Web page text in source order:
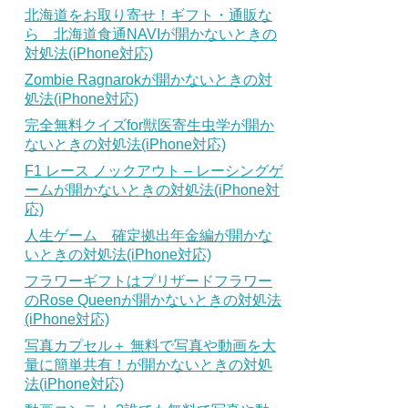
北海道をお取り寄せ！ギフト・通販な
ら 北海道食通NAVIが開かないときの
対処法(iPhone対応)
Zombie Ragnarokが開かないときの対
処法(iPhone対応)
完全無料クイズfor獣医寄生虫学が開か
ないときの対処法(iPhone対応)
F1 レース ノックアウト – レーシングゲ
ームが開かないときの対処法(iPhone対
応)
人生ゲーム 確定拠出年金編が開かな
いときの対処法(iPhone対応)
フラワーギフトはプリザードフラワー
のRose Queenが開かないときの対処法
(iPhone対応)
写真カプセル＋ 無料で写真や動画を大
量に簡単共有！が開かないときの対処
法(iPhone対応)